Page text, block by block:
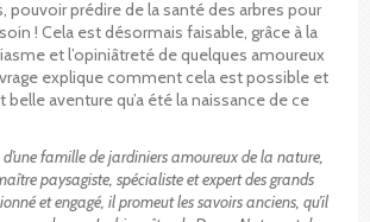
pouvoir prédire de la santé des arbres pour
! Cela est désormais faisable, grâce à la
et l’opiniâtreté de quelques amoureux
explique comment cela est possible et
belle aventure qu’a été la naissance de ce
famille de jardiniers amoureux de la nature,
paysagiste, spécialiste et expert des grands
et engagé, il promeut les savoirs anciens, qu’il